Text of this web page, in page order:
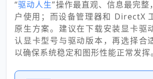
“驱动人生”操作最直观、信息最完整
户使用；而设备管理器和 DirectX
原生方案。建议在下载安装显卡驱
认显卡型号与驱动版本，再选择合
以确保系统稳定和图形性能正常发挥。